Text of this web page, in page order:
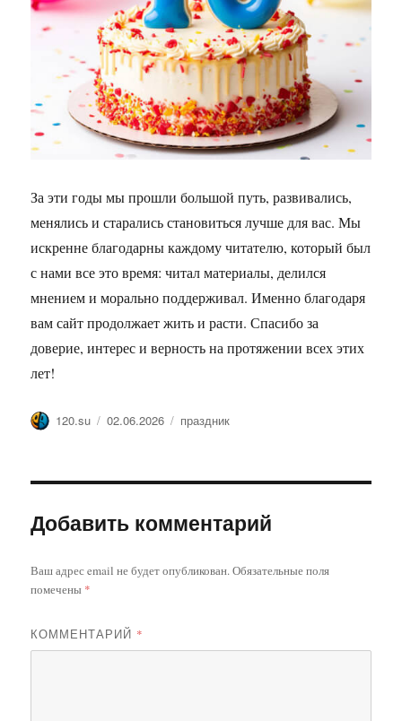
За эти годы мы прошли большой путь, развивались,
менялись и старались становиться лучше для вас. Мы
искренне благодарны каждому читателю, который был
с нами все это время: читал материалы, делился
мнением и морально поддерживал. Именно благодаря
вам сайт продолжает жить и расти. Спасибо за
доверие, интерес и верность на протяжении всех этих
лет!
Автор
120.su Опубликовано
02.06.2026 Метки
праздник
Добавить комментарий
Ваш адрес email не будет опубликован. Обязательные поля
помечены *
КОММЕНТАРИЙ *